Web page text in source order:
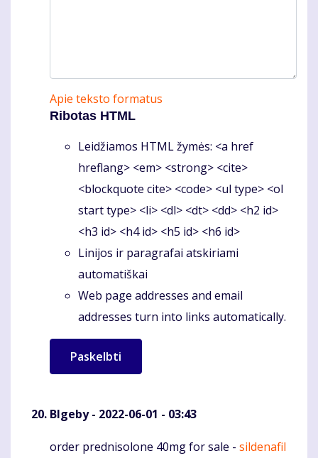
Apie teksto formatus
Ribotas HTML
Leidžiamos HTML žymės: <a href
hreflang> <em> <strong> <cite>
<blockquote cite> <code> <ul type> <ol
start type> <li> <dl> <dt> <dd> <h2 id>
<h3 id> <h4 id> <h5 id> <h6 id>
Linijos ir paragrafai atskiriami
automatiškai
Web page addresses and email
addresses turn into links automatically.
Blgeby- 2022-06-01 - 03:43
Komentaras
order prednisolone 40mg for sale - sildenafil